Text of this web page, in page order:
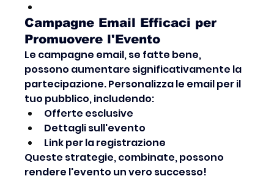
Campagne Email Efficaci per
Promuovere l'Evento
Le campagne email, se fatte bene,
possono aumentare significativamente la
partecipazione. Personalizza le email per il
tuo pubblico, includendo:
Offerte esclusive
Dettagli sull'evento
Link per la registrazione
Queste strategie, combinate, possono
rendere l'evento un vero successo!